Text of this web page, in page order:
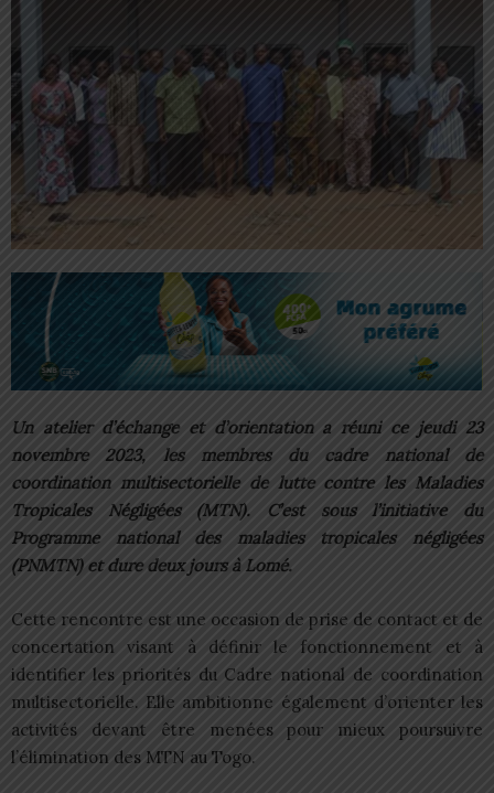
Un atelier d’échange et d’orientation a réuni ce jeudi 23
novembre 2023, les membres du cadre national de
coordination multisectorielle de lutte contre les Maladies
Tropicales Négligées (MTN). C’est sous l’initiative du
Programme national des maladies tropicales négligées
(PNMTN) et dure deux jours à Lomé.
Cette rencontre est une occasion de prise de contact et de
concertation visant à définir le fonctionnement et à
identifier les priorités du Cadre national de coordination
multisectorielle. Elle ambitionne également d’orienter les
activités devant être menées pour mieux poursuivre
l’élimination des MTN au Togo.